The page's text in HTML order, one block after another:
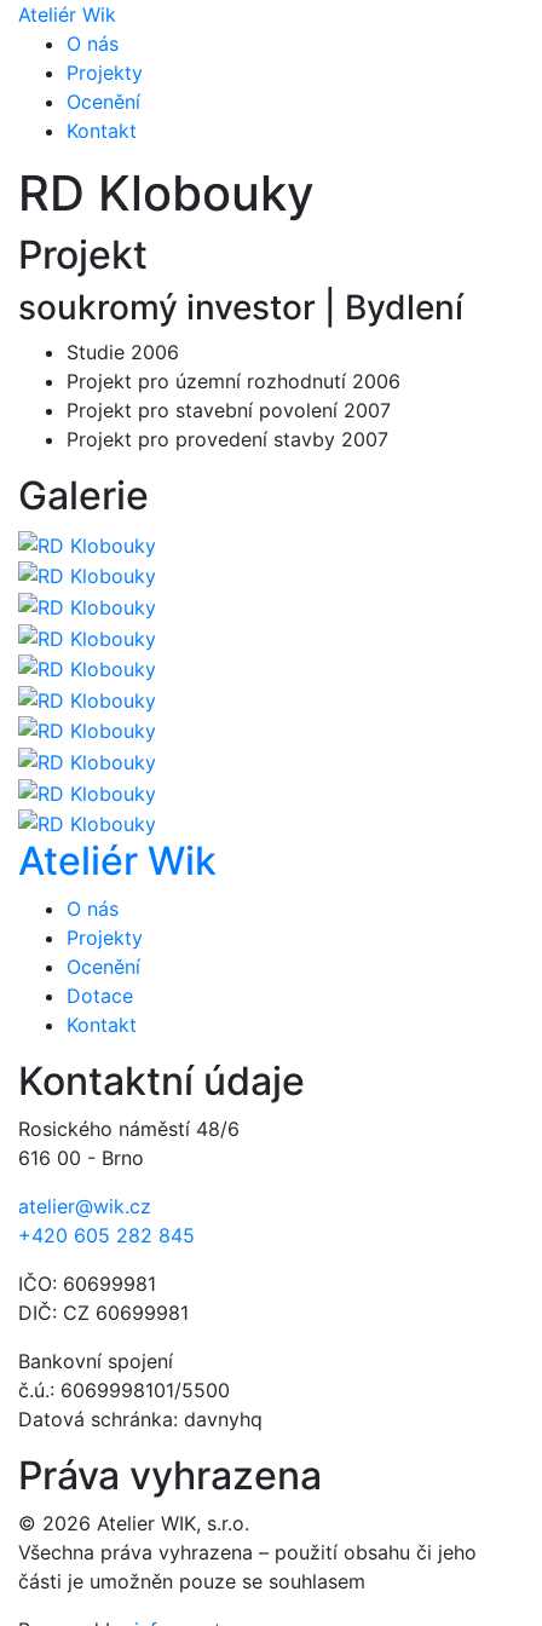
Ateliér Wik
O nás
Projekty
Ocenění
Kontakt
RD Klobouky
Projekt
soukromý investor | Bydlení
Studie 2006
Projekt pro územní rozhodnutí 2006
Projekt pro stavební povolení 2007
Projekt pro provedení stavby 2007
Galerie
Ateliér Wik
O nás
Projekty
Ocenění
Dotace
Kontakt
Kontaktní údaje
Rosického náměstí 48/6
616 00 - Brno
atelier@wik.cz
+420 605 282 845
IČO: 60699981
DIČ: CZ 60699981
Bankovní spojení
č.ú.: 6069998101/5500
Datová schránka: davnyhq
Práva vyhrazena
© 2026 Atelier WIK, s.r.o.
Všechna práva vyhrazena – použití obsahu či jeho
části je umožněn pouze se souhlasem